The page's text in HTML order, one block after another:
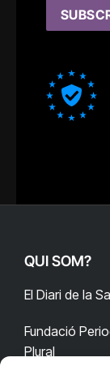
QUI SOM?
El Diari de la
Fundació
Plural